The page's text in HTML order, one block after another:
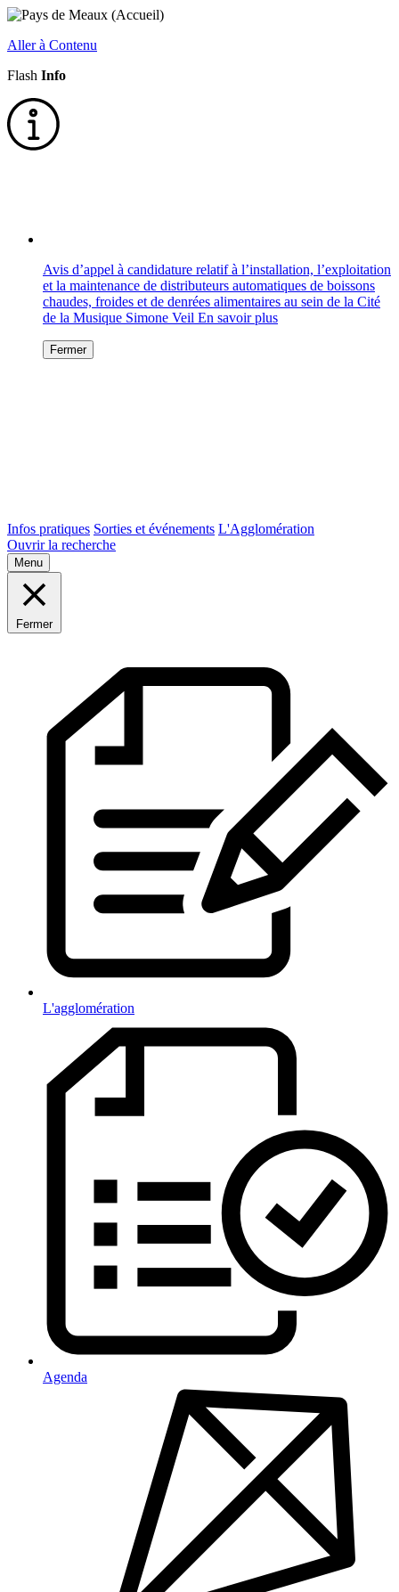
Aller à Contenu
Flash Info
Avis d’appel à candidature relatif à l’installation, l’exploitation
et la maintenance de distributeurs automatiques de boissons
chaudes, froides et de denrées alimentaires au sein de la Cité
de la Musique Simone Veil En savoir plus
Fermer
Infos pratiques Sorties et événements L'Agglomération
Ouvrir la recherche
Menu
Fermer
L'agglomération
Agenda